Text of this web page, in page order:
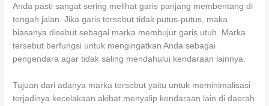
Anda pasti sangat sering melihat garis panjang membentang di
tengah jalan. Jika garis tersebut tidak putus-putus, maka
biasanya disebut sebagai marka membujur garis utuh. Marka
tersebut berfungsi untuk mengingatkan Anda sebagai
pengendara agar tidak saling mendahului kendaraan lainnya.
Tujuan dari adanya marka tersebut yaitu untuk meminimalisasi
terjadinya kecelakaan akibat menyalip kendaraan lain di daerah